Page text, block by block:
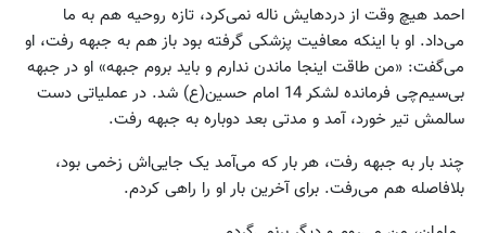
احمد هیچ وقت از دردهایش ناله نمی‌کرد، تازه روحیه هم به ما
می‌داد. او با اینکه معافیت پزشکی گرفته بود باز هم به جبهه رفت، او
می‌گفت: «من طاقت اینجا ماندن ندارم و باید بروم جبهه» او در جبهه
بی‌سیم‌چی فرمانده لشکر 14 امام حسین(ع) شد. در عملیاتی دست
سالمش تیر خورد، آمد و مدتی بعد دوباره به جبهه رفت.
چند بار به جبهه‌ رفت، هر بار که می‌آمد یک جایی‌اش زخمی بود،
بلافاصله هم می‌رفت. برای آخرین بار او را راهی ‌کردم.